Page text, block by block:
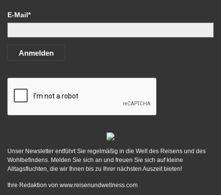
E-Mail*
Anmelden
Unser Newsletter entführt Sie regelmäßig in die Welt des Reisens und des
Wohlbefindens. Melden Sie sich an und freuen Sie sich auf kleine
Alltagsfluchten, die wir Ihnen bis zu Ihrer nächsten Auszeit bieten!
Ihre Redaktion von www.reisenundwellness.com